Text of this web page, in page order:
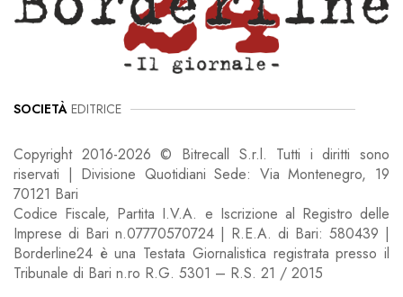
SOCIETÀ EDITRICE
Copyright 2016-2026 © Bitrecall S.r.l. Tutti i diritti sono
riservati | Divisione Quotidiani Sede: Via Montenegro, 19
70121 Bari
Codice Fiscale, Partita I.V.A. e Iscrizione al Registro delle
Imprese di Bari n.07770570724 | R.E.A. di Bari: 580439 |
Borderline24 è una Testata Giornalistica registrata presso il
Tribunale di Bari n.ro R.G. 5301 – R.S. 21 / 2015